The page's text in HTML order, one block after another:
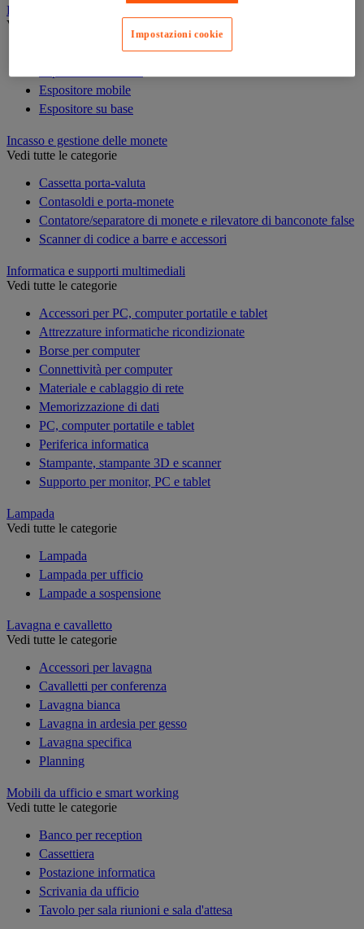
Espositore
Vedi tutte le categorie
Espositore a parete
Espositore mobile
Espositore su base
Incasso e gestione delle monete
Vedi tutte le categorie
Cassetta porta-valuta
Contasoldi e porta-monete
Contatore/separatore di monete e rilevatore di banconote false
Scanner di codice a barre e accessori
Informatica e supporti multimediali
Vedi tutte le categorie
Accessori per PC, computer portatile e tablet
Attrezzature informatiche ricondizionate
Borse per computer
Connettività per computer
Materiale e cablaggio di rete
Memorizzazione di dati
PC, computer portatile e tablet
Periferica informatica
Stampante, stampante 3D e scanner
Supporto per monitor, PC e tablet
Lampada
Vedi tutte le categorie
Lampada
Lampada per ufficio
Lampade a sospensione
Lavagna e cavalletto
Vedi tutte le categorie
Accessori per lavagna
Cavalletti per conferenza
Lavagna bianca
Lavagna in ardesia per gesso
Lavagna specifica
Planning
Mobili da ufficio e smart working
Vedi tutte le categorie
Banco per reception
Cassettiera
Postazione informatica
Scrivania da ufficio
Tavolo per sala riunioni e sala d'attesa
Impostazioni cookie